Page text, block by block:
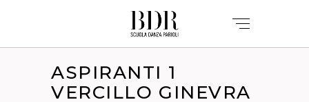
ASPIRANTI 1
VERCILLO GINEVRA